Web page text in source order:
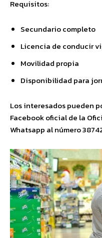
Requisitos:
Secundario completo
Licencia de conducir
Movilidad propia
Disponibilidad para
Los interesados pueden
Facebook oficial de la
Whatsapp al número